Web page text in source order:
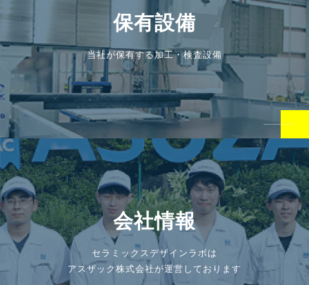
保有設備
当社が保有する加工・検査設備
会社情報
セラミックスデザインラボは
アスザック株式会社が運営しております